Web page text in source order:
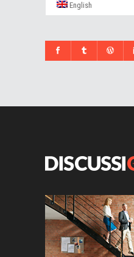
English